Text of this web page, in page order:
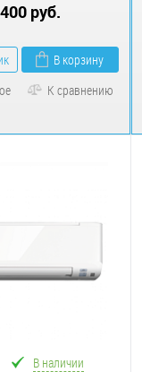
руб.
В корзину
К сравнению
В наличии